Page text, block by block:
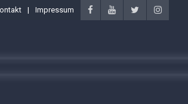
Impressum